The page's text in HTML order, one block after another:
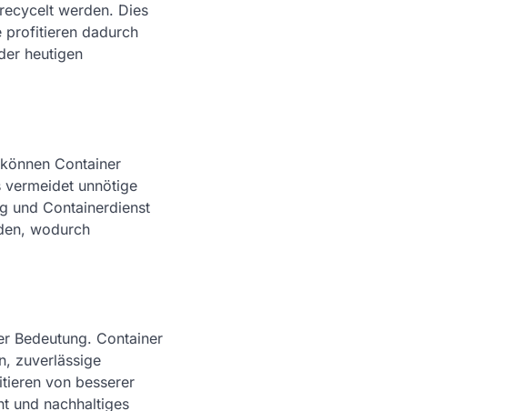
werden. Dies
profitieren dadurch
heutigen
Container
unnötige
und Containerdienst
wodurch
Bedeutung. Container
zuverlässige
von besserer
und nachhaltiges